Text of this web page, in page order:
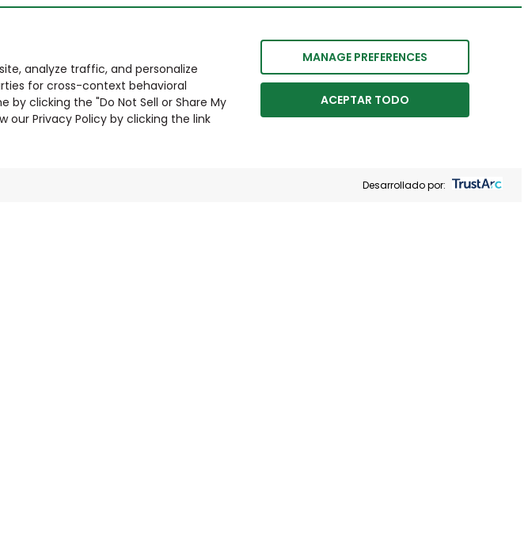
analyze traffic, and personalize
for cross-context behavioral
clicking the "Do Not Sell or Share My
our Privacy Policy by clicking the link
MANAGE PREFERENCES
ACEPTAR TODO
Desarrollado por: